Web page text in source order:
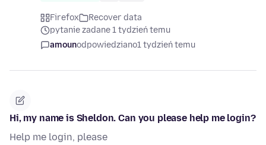
Firefox
Recover data
pytanie zadane 1 tydzień temu
amounodpowiedziano1 tydzień temu
Hi, my name is Sheldon. Can you please help me login?
Help me login, please